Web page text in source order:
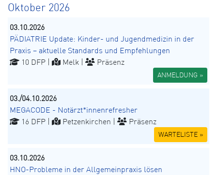
Oktober 2026
03.10.2026
PÄDIATRIE Update: Kinder- und Jugendmedizin in der
Praxis – aktuelle Standards und Empfehlungen
10 DFP |
Melk | Präsenz
ANMELDUNG »
03./04.10.2026
MEGACODE - Notärzt*innenrefresher
16 DFP |
Petzenkirchen | Präsenz
WARTELISTE »
03.10.2026
HNO-Probleme in der Allgemeinpraxis lösen